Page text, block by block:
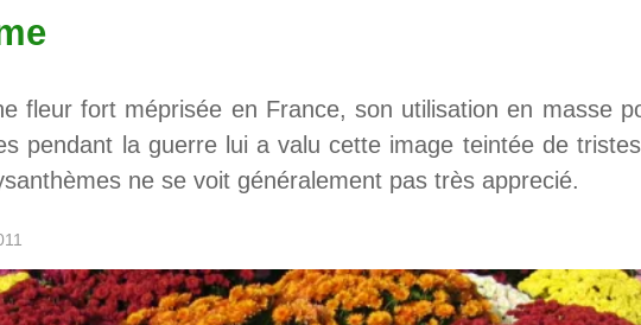
fleur fort méprisée en France, son utilisation en masse
pendant la guerre lui a valu cette image teintée de
ne se voit généralement pas très apprecié.